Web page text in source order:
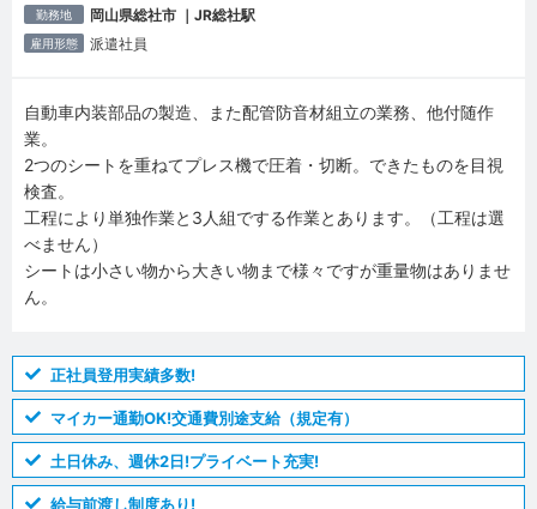
勤務地 岡山県総社市 ｜JR総社駅
雇用形態 派遣社員
自動車内装部品の製造、また配管防音材組立の業務、他付随作
業。
2つのシートを重ねてプレス機で圧着・切断。できたものを目視
検査。
工程により単独作業と3人組でする作業とあります。（工程は選
べません）
シートは小さい物から大きい物まで様々ですが重量物はありませ
ん。
正社員登用実績多数!
マイカー通勤OK!交通費別途支給（規定有）
土日休み、週休2日!プライベート充実!
給与前渡し制度あり!